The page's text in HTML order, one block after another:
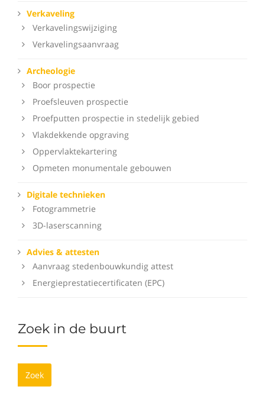
Verkaveling
Verkavelingswijziging
Verkavelingsaanvraag
Archeologie
Boor prospectie
Proefsleuven prospectie
Proefputten prospectie in stedelijk gebied
Vlakdekkende opgraving
Oppervlaktekartering
Opmeten monumentale gebouwen
Digitale technieken
Fotogrammetrie
3D-laserscanning
Advies & attesten
Aanvraag stedenbouwkundig attest
Energieprestatiecertificaten (EPC)
Zoek in de buurt
Zoek